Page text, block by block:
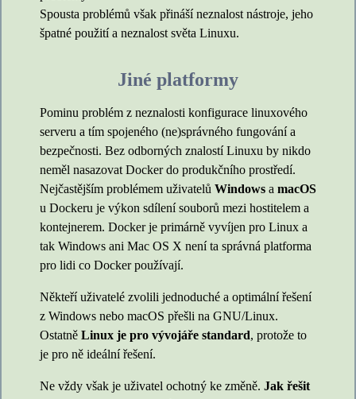
Spousta problémů však přináší neznalost nástroje, jeho
špatné použití a neznalost světa Linuxu.
Jiné platformy
Pominu problém z neznalosti konfigurace linuxového
serveru a tím spojeného (ne)správného fungování a
bezpečnosti. Bez odborných znalostí Linuxu by nikdo
neměl nasazovat Docker do produkčního prostředí.
Nejčastějším problémem uživatelů Windows a macOS
u Dockeru je výkon sdílení souborů mezi hostitelem a
kontejnerem. Docker je primárně vyvíjen pro Linux a
tak Windows ani Mac OS X není ta správná platforma
pro lidi co Docker používají.
Někteří uživatelé zvolili jednoduché a optimální řešení
z Windows nebo macOS přešli na GNU/Linux.
Ostatně Linux je pro vývojáře standard, protože to
je pro ně ideální řešení.
Ne vždy však je uživatel ochotný ke změně. Jak řešit